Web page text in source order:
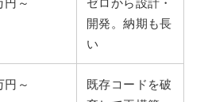
開発。納期も長
い
円～
既存コードを破